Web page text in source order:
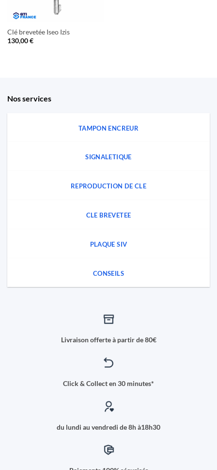
Clé brevetée Iseo Izis
130,00€
Nos services
TAMPON ENCREUR
SIGNALETIQUE
REPRODUCTION DE CLE
CLE BREVETEE
PLAQUE SIV
CONSEILS
Livraison offerte à partir de 80€
Click & Collect en 30 minutes*
du lundi au vendredi de 8h à18h30